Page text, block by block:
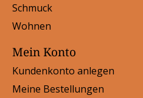
Schmuck
Wohnen
Mein Konto
Kundenkonto anlegen
Meine Bestellungen